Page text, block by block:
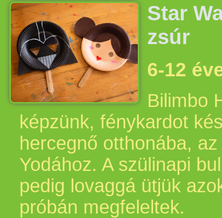
Star
zsúr
6-12
Bilimbo
képzünk, fénykardot
hercegnő otthonába,
Yodához. A szülinapi
pedig lovaggá ütjük
próbán megfeleltek.